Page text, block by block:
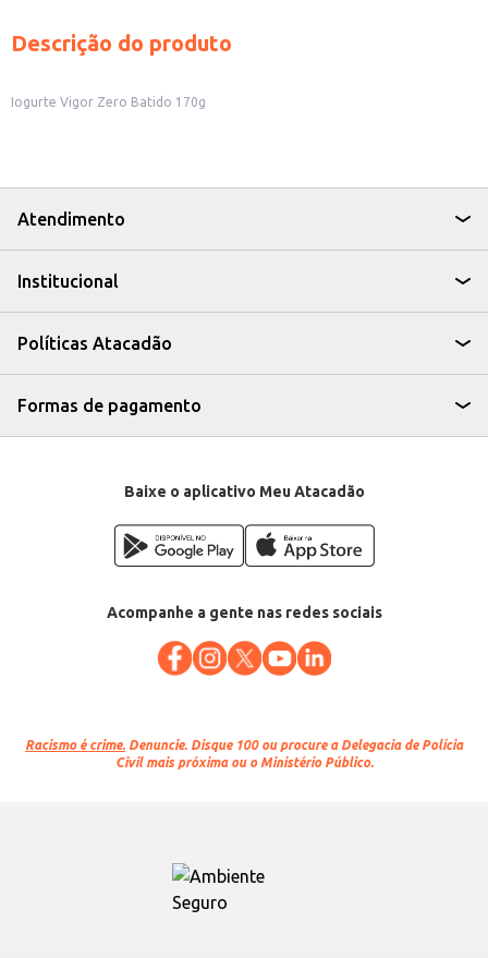
Descrição do produto
Iogurte Vigor Zero Batido 170g
Atendimento
Institucional
Políticas Atacadão
Formas de pagamento
Baixe o aplicativo Meu Atacadão
Acompanhe a gente nas redes sociais
Racismo é crime. Denuncie. Disque 100 ou procure a Delegacia de Polícia
Civil mais próxima ou o Ministério Público.